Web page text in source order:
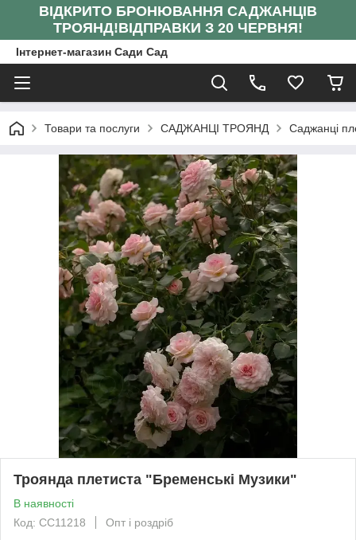
ВІДКРИТО БРОНЮВАННЯ САДЖАНЦІВ
ТРОЯНД!ВІДПРАВКИ З 20 ЧЕРВНЯ!
Інтернет-магазин Сади Сад
Товари та послуги САДЖАНЦІ ТРОЯНД Саджанці
Троянда плетиста "Бременські Музики"
В наявності
Код: СС11218
Опт і роздріб